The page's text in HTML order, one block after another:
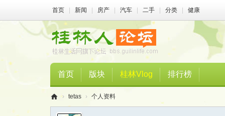
首页 新闻 房产 汽车 二手 分类 健康
首页 版块 桂林Vlog 排行榜
桂
› tetas › 个人资料